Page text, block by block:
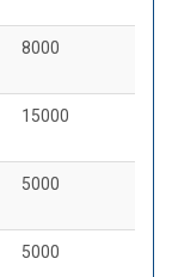
8000
15000
5000
5000